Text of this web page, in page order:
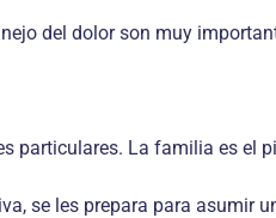
del dolor son muy
particulares. La familia es el
se les prepara para asu­mir